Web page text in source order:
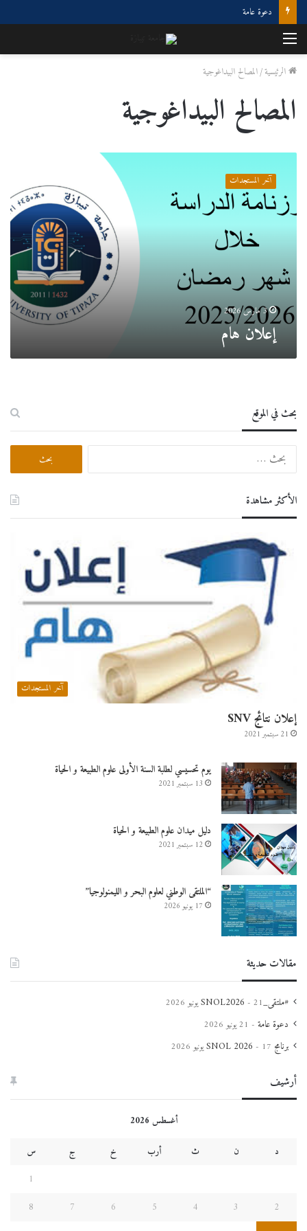
برنامج SNOL 2026
القائمة
الرئيسية/المصالح البيداغوجية
المصالح البيداغوجية
آخر المستجدات
3 مارس 2026
إعلان هام
بحث في الموقع
البحث
الأكثر مشاهدة
آخر المستجدات
إعلان نتائج SNV
21 سبتمبر 2021
يوم تحسيسي لطلبة السنة الأولى علوم الطبيعة و الحياة
13 سبتمبر 2021
دليل ميدان علوم الطبيعة و الحياة
12 سبتمبر 2021
“الملتقى الوطني لعلوم البحر و الليمنولوجيا”
17 يونيو 2026
مقالات حديثة
#ملتقى_SNOL202621 يونيو 2026
دعوة عامة 21 يونيو 2026
برنامج SNOL 2026 17 يونيو 2026
أرشيف
أغسطس 2026
د
ن ث أرب خ ج
س
1
2
3
4
5
6
7
8